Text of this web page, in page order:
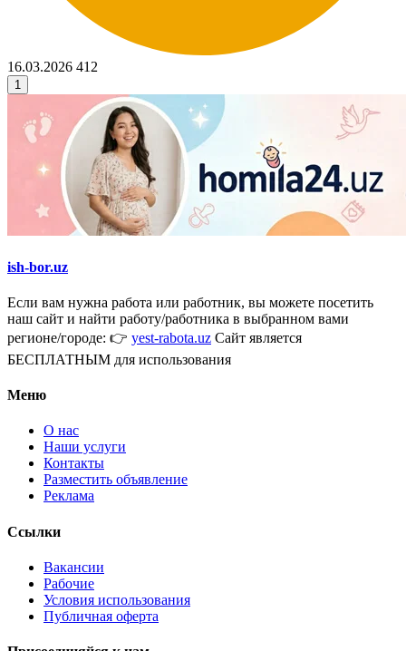
16.03.2026 412
1
ish-bor.uz
Если вам нужна работа или работник, вы можете посетить
наш сайт и найти работу/работника в выбранном вами
регионе/городе: 👉 yest-rabota.uz Сайт является
БЕСПЛАТНЫМ для использования
Меню
О нас
Наши услуги
Контакты
Разместить объявление
Реклама
Ссылки
Вакансии
Рабочие
Условия использования
Публичная оферта